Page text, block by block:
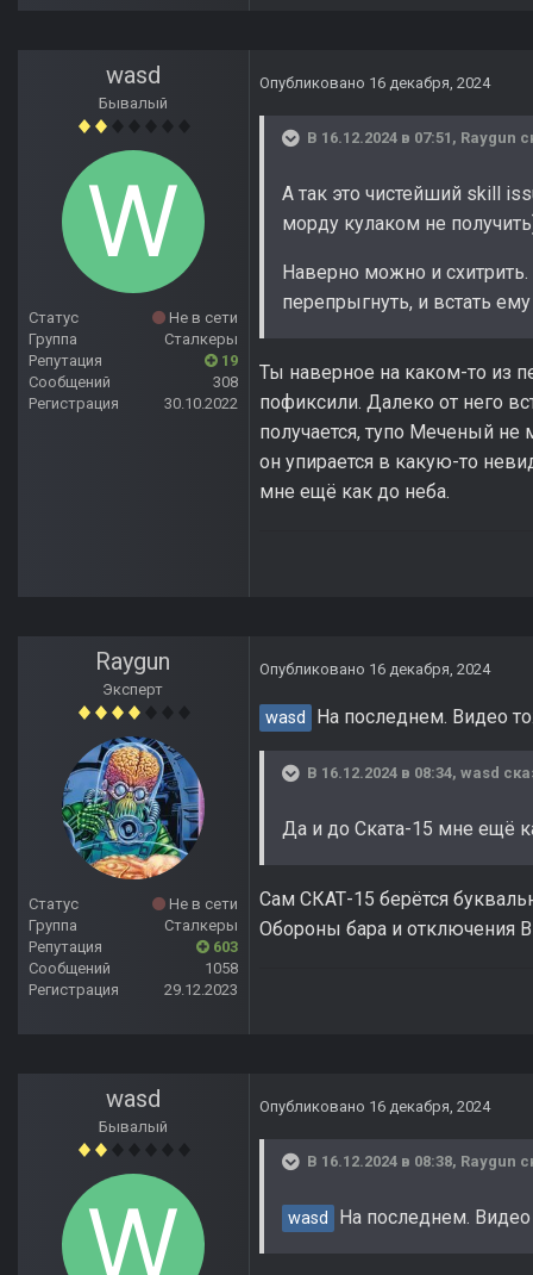
wasd
Бывалый
Статус
Не в сети
Группа
Сталкеры
Репутация
19
Сообщений
308
Регистрация
30.10.2022
Опубликовано 16 декабря, 2024
В 16.12.2024 в 07:51, Raygun
А так это чистейший skill
морду кулаком не
Наверно можно и
перепрыгнуть, и встать
Ты наверное на каком-то из
пофиксили. Далеко от него
получается, тупо Меченый
он упирается в какую-то
мне ещё как до неба.
Raygun
Эксперт
Статус
Не в сети
Группа
Сталкеры
Репутация
603
Сообщений
1058
Регистрация
29.12.2023
Опубликовано 16 декабря, 2024
wasd На последнем. Видео
В 16.12.2024 в 08:34, wasd
Да и до Ската-15 мне ещё
Сам СКАТ-15 берётся
Обороны бара и отключения
wasd
Бывалый
Опубликовано 16 декабря, 2024
В 16.12.2024 в 08:38, Raygun
wasd На последнем.